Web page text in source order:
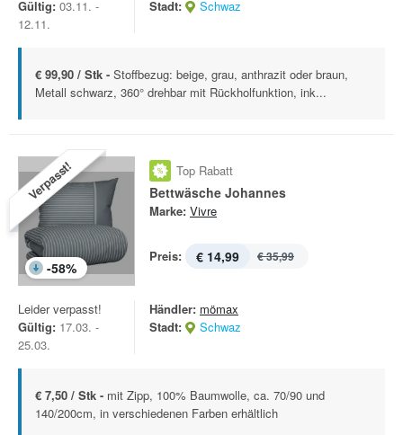
Gültig: 03.11. -
12.11.
Stadt:
Schwaz
€ 99,90 / Stk - Stoffbezug: beige, grau, anthrazit oder braun,
Metall schwarz, 360° drehbar mit Rückholfunktion, ink...
Verpasst!
-58%
Top Rabatt
Bettwäsche Johannes
Marke: Vivre
Preis: € 14,99 € 35,99
Leider verpasst!
Gültig: 17.03. -
25.03.
Händler: mömax
Stadt:
Schwaz
€ 7,50 / Stk - mit Zipp, 100% Baumwolle, ca. 70/90 und
140/200cm, in verschiedenen Farben erhältlich